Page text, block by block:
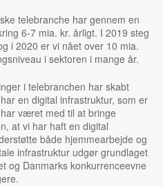
telebranche har gennem en
6-7 mia. kr. årligt. I 2019 steg
i 2020 er vi nået over 10 mia.
i sektoren i mange år.
i telebranchen har skabt
en digital infrastruktur, som er
været med til at bringe
at vi har haft en digital
både hjemmearbejde og
infrastruktur udgør grundlaget
og Danmarks konkurrenceevne